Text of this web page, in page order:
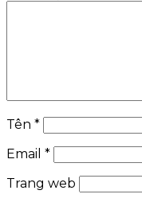
Tên *
Email *
Trang web